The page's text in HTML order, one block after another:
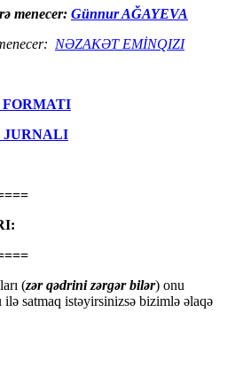
menecer: Günnur AĞAYEVA
NƏZAKƏT EMİNQIZI
JURNALI
(zər qədrini zərgər bilər) onu
ilə satmaq istəyirsinizsə bizimlə əlaqə